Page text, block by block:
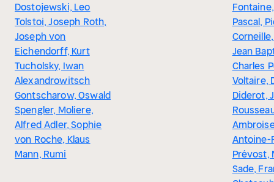
Dostojewski, Leo
Tolstoi, Joseph Roth,
Joseph von
Eichendorff, Kurt
Tucholsky, Iwan
Alexandrowitsch
Gontscharow, Oswald
Spengler, Moliere,
Alfred Adler, Sophie
von Roche, Klaus
Mann, Rumi
Pascal,
Jean
Charles
Voltaire,
Diderot,
Antoine-
Prévost,
Sade,